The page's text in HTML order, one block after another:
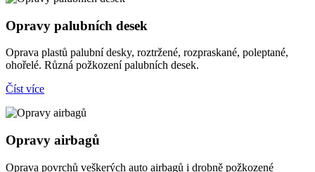
Opravy palubních desek
Oprava plastů palubní desky, roztržené, rozpraskané, poleptané,
ohořelé. Různá požkození palubních desek.
Číst více
Opravy airbagů
Oprava povrchů veškerých auto airbagů i drobně požkozené